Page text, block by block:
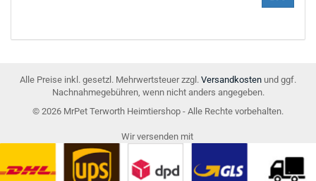
EIN.
Alle Preise inkl. gesetzl. Mehrwertsteuer zzgl. Versandkosten und ggf.
Nachnahmegebühren, wenn nicht anders angegeben.
© 2026 MrPet Terworth Heimtiershop - Alle Rechte vorbehalten.
Wir versenden mit